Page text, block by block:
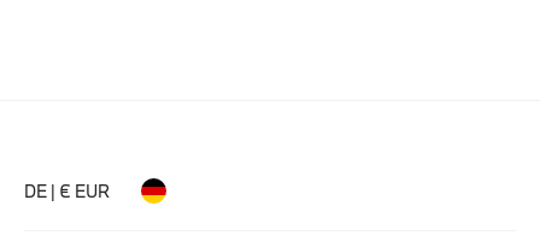
DE | € EUR